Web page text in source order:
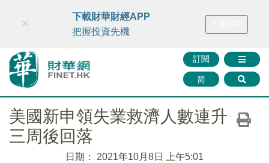
財華智庫網 FINTV FINMETA 財華證券 媒體矩陣
訂閱
简
×
下載財華財經APP
把握投資先機
美國新申領失業救濟人數連升
三周後回落
日期： 2021年10月8日 上午5:01